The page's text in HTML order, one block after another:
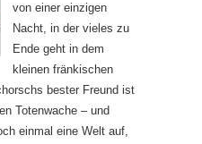
von einer einzigen
Nacht, in der vieles zu
Ende geht in dem
kleinen fränkischen
bester Freund ist
Totenwache – und
einmal eine Welt auf,